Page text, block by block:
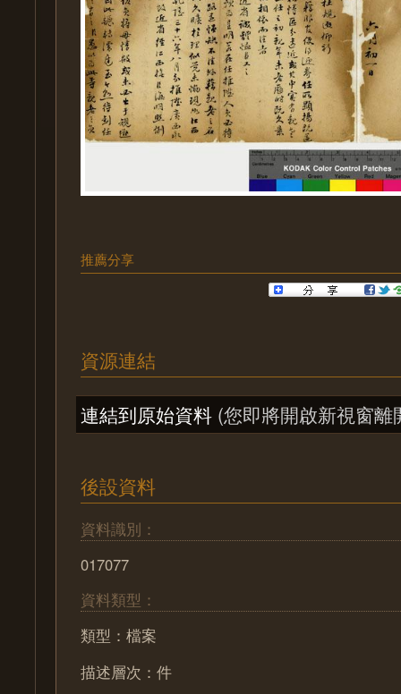
推薦分享
資源連結
連結到原始資料 (您即將開啟新視窗離
後設資料
資料識別：
017077
資料類型：
類型：檔案
描述層次：件